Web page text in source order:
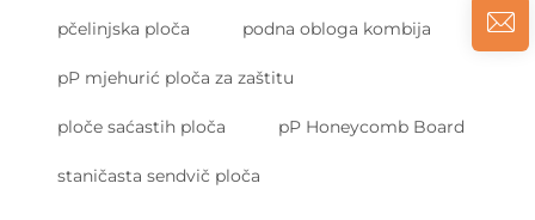
pčelinjska ploča podna obloga kombija
pP mjehurić ploča za zaštitu
ploče saćastih ploča pP Honeycomb Board
staničasta sendvič ploča